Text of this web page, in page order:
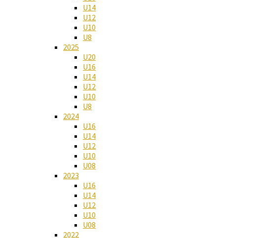
U14
U12
U10
U8
2025
U20
U16
U14
U12
U10
U8
2024
U16
U14
U12
U10
U08
2023
U16
U14
U12
U10
U08
2022